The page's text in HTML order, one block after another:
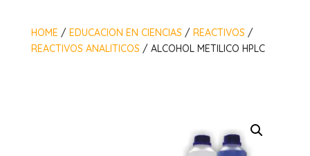
HOME / EDUCACION EN CIENCIAS/ REACTIVOS/
REACTIVOS ANALITICOS/ ALCOHOL METILICO HPLC